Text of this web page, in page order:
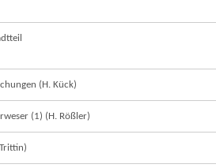
(H. Kück)
(1) (H. Rößler)